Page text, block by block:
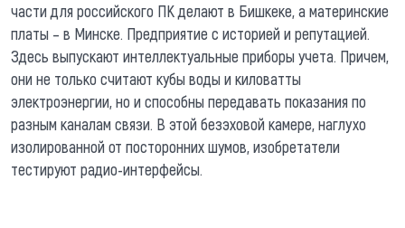
части для российского ПК делают в Бишкеке, а материнские
платы – в Минске. Предприятие с историей и репутацией.
Здесь выпускают интеллектуальные приборы учета. Причем,
они не только считают кубы воды и киловатты
электроэнергии, но и способны передавать показания по
разным каналам связи. В этой безэховой камере, наглухо
изолированной от посторонних шумов, изобретатели
тестируют радио-интерфейсы.